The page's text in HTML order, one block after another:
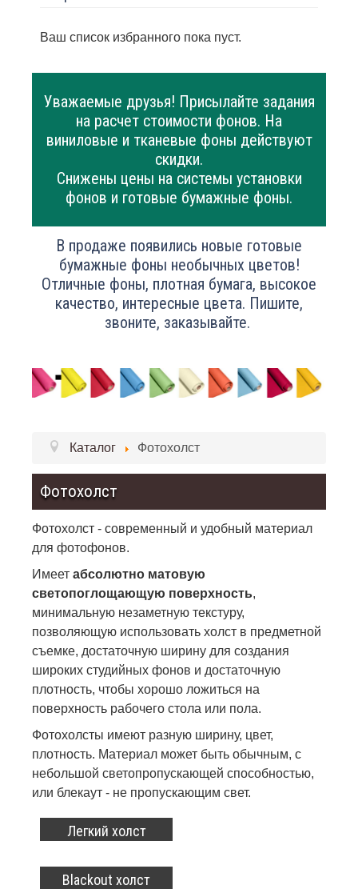
Ваш список избранного пока пуст.
Уважаемые друзья! Присылайте задания
на расчет стоимости фонов. На
виниловые и тканевые фоны действуют
скидки.
Снижены цены на системы установки
фонов и готовые бумажные фоны.
В продаже появились новые готовые
бумажные фоны необычных цветов!
Отличные фоны, плотная бумага, высокое
качество, интересные цвета. Пишите,
звоните, заказывайте.
Каталог Фотохолст
Фотохолст
Фотохолст - современный и удобный материал
для фотофонов.
Имеет абсолютно матовую
светопоглощающую поверхность,
минимальную незаметную текстуру,
позволяющую использовать холст в предметной
съемке, достаточную ширину для создания
широких студийных фонов и достаточную
плотность, чтобы хорошо ложиться на
поверхность рабочего стола или пола.
Фотохолсты имеют разную ширину, цвет,
плотность. Материал может быть обычным, с
небольшой светопропускающей способностью,
или блекаут - не пропускающим свет.
Легкий холст
Blackout холст